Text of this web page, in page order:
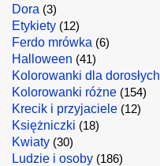
Dora (3)
Etykiety (12)
Ferdo mrówka (6)
Halloween (41)
Kolorowanki dla dorosłych
Kolorowanki różne (154)
Krecik i przyjaciele (12)
Księżniczki (18)
Kwiaty (30)
Ludzie i osoby (186)